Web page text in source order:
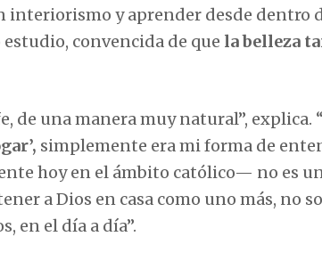
interiorismo y aprender desde dentro
convencida de que la belleza
de una manera muy natural”, explica.
simplemente era mi forma de
hoy en el ámbito católico— no es
a Dios en casa como uno más, no
en el día a día”.